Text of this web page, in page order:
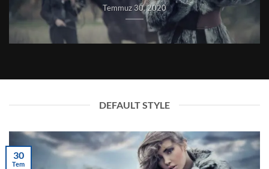
Temmuz 30, 2020
DEFAULT STYLE
30
Tem